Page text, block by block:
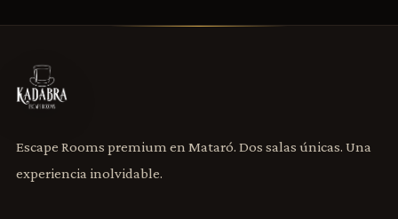
Escape Rooms premium en Mataró. Dos salas únicas. Una
experiencia inolvidable.